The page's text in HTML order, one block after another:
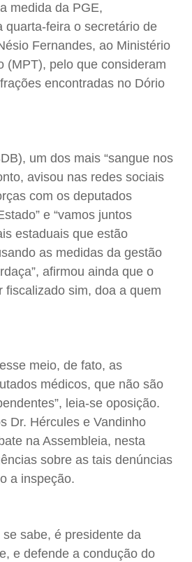
medida da PGE,
quarta-feira o secretário de
Fernandes, ao Ministério
(MPT), pelo que consideram
encontradas no Dório
um dos mais “sangue nos
avisou nas redes sociais
com os deputados
e “vamos juntos
estaduais que estão
as medidas da gestão
afirmou ainda que o
fiscalizado sim, doa a quem
meio, de fato, as
médicos, que não são
leia-se oposição.
Dr. Hércules e Vandinho
na Assembleia, nesta
sobre as tais denúncias
a inspeção.
sabe, é presidente da
e defende a condução do